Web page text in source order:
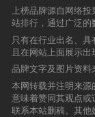
上榜品牌源自网络
站排行，通过广泛的
只有在行业出名、
且在网站上面展示出
品牌文字及图片资料
本网转载并注明来源
意味着赞同其观点或
联系本站删稿。其他